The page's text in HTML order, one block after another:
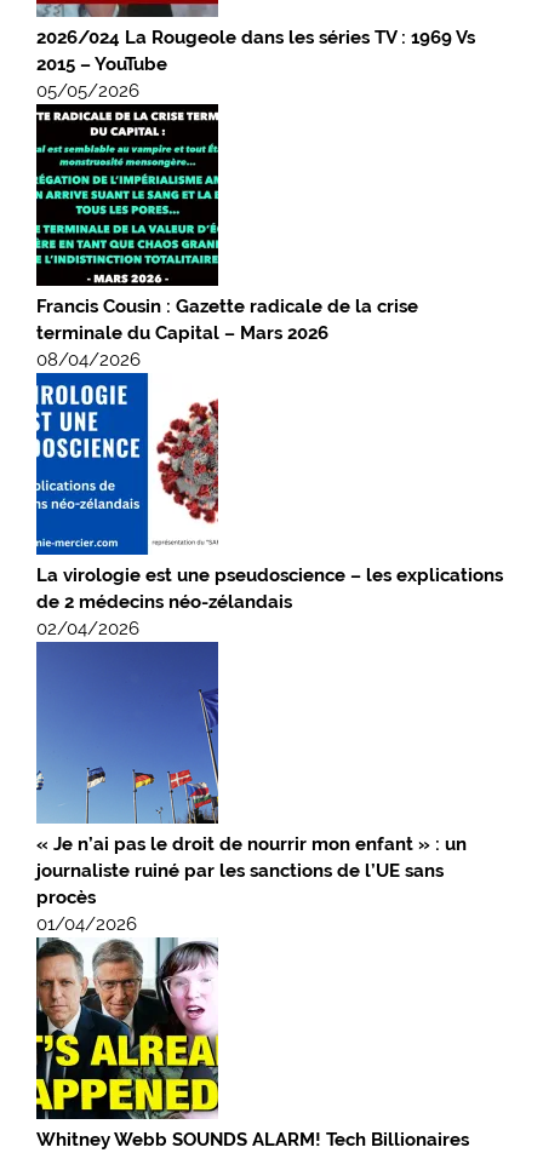
2026/024 La Rougeole dans les séries TV : 1969 Vs
2015 – YouTube
05/05/2026
Francis Cousin : Gazette radicale de la crise
terminale du Capital – Mars 2026
08/04/2026
La virologie est une pseudoscience – les explications
de 2 médecins néo-zélandais
02/04/2026
« Je n’ai pas le droit de nourrir mon enfant » : un
journaliste ruiné par les sanctions de l’UE sans
procès
01/04/2026
Whitney Webb SOUNDS ALARM! Tech Billionaires